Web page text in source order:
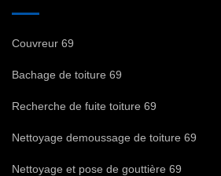
Couvreur 69
Bachage de toiture 69
Recherche de fuite toiture 69
Nettoyage demoussage de toiture 69
Nettoyage et pose de gouttière 69